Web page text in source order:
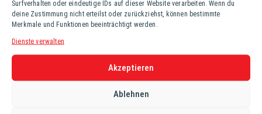
Surfverhalten oder eindeutige IDs auf dieser Website verarbeiten. Wenn du
deine Zustimmung nicht erteilst oder zurückziehst, können bestimmte
Merkmale und Funktionen beeinträchtigt werden.
Dienste verwalten
Akzeptieren
Ablehnen
Die Kohlensäure ist so dosiert, dass sie deinen Gaumen
trinkt, grinst anstatt zu grebatzn. Geschmacklich ist
obwohl kein einziges Kraut verboten ist.